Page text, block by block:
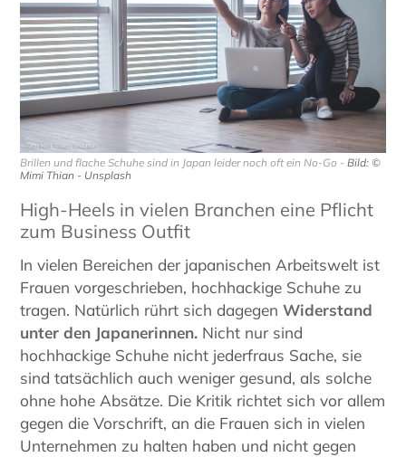
Brillen und flache Schuhe sind in Japan leider noch oft ein No-Go - Bild: ©
Mimi Thian - Unsplash
High-Heels in vielen Branchen eine Pflicht
zum Business Outfit
In vielen Bereichen der japanischen Arbeitswelt ist
Frauen vorgeschrieben, hochhackige Schuhe zu
tragen. Natürlich rührt sich dagegen Widerstand
unter den Japanerinnen. Nicht nur sind
hochhackige Schuhe nicht jederfraus Sache, sie
sind tatsächlich auch weniger gesund, als solche
ohne hohe Absätze. Die Kritik richtet sich vor allem
gegen die Vorschrift, an die Frauen sich in vielen
Unternehmen zu halten haben und nicht gegen